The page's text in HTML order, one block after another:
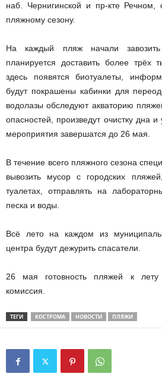
наб. Чернигинской и пр-кте Речном,
пляжному сезону.
На каждый пляж начали
планируется доставить более трёх
здесь появятся биотуалеты,
будут покрашены кабинки для
водолазы обследуют акваторию
опасностей, произведут очистку дна и
мероприятия завершатся до 26 мая.
В течение всего пляжного сезона
вывозить мусор с городских
туалетах, отправлять на
песка и воды.
Всё лето на каждом из
центра будут дежурить спасатели.
26 мая готовность пляжей к лету
комиссия.
ТЕГИ КОСТРОМА НОВОСТИ ПЛЯЖИ